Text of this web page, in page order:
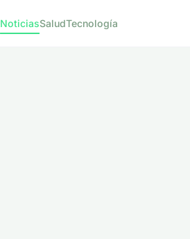
NoticiasSaludTecnología